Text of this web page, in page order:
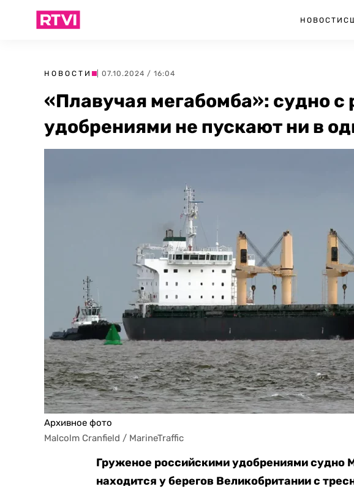
НОВОСТИ
НОВОСТИ | 07.10.2024 / 16:04
«Плавучая мегабомба»: судно с
удобрениями не пускают ни в
Архивное фото
Malcolm Cranfield / MarineTraffic
Груженое российскими удобрениями судно
находится у берегов Великобритании с